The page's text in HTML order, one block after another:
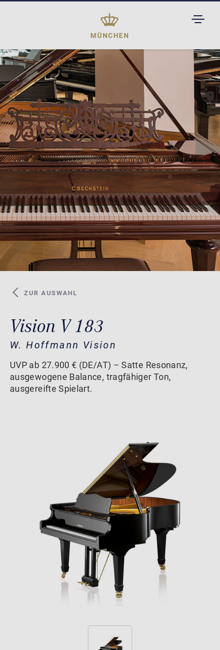
MÜNCHEN
ZUR AUSWAHL
Vision V 183
W. Hoffmann Vision
UVP ab 27.900 € (DE/AT) – Satte Resonanz,
ausgewogene Balance, tragfähiger Ton,
ausgereifte Spielart.